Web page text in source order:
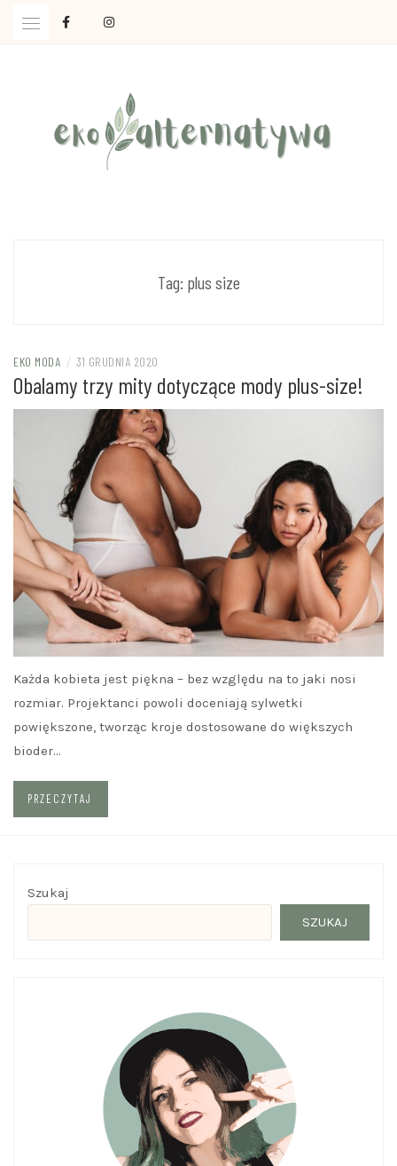
Tag: plus size
EKO MODA / 31 GRUDNIA 2020
Obalamy trzy mity dotyczące mody plus-size!
Każda kobieta jest piękna – bez względu na to jaki nosi
rozmiar. Projektanci powoli doceniają sylwetki
powiększone, tworząc kroje dostosowane do większych
bioder…
PRZECZYTAJ
Szukaj
SZUKAJ